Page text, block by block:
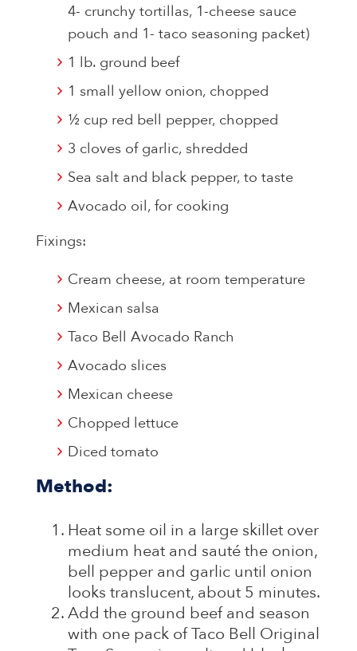
4- crunchy tortillas, 1-cheese sauce
pouch and 1- taco seasoning packet)
1 lb. ground beef
1 small yellow onion, chopped
½ cup red bell pepper, chopped
3 cloves of garlic, shredded
Sea salt and black pepper, to taste
Avocado oil, for cooking
Fixings:
Cream cheese, at room temperature
Mexican salsa
Taco Bell Avocado Ranch
Avocado slices
Mexican cheese
Chopped lettuce
Diced tomato
Method:
Heat some oil in a large skillet over
medium heat and sauté the onion,
bell pepper and garlic until onion
looks translucent, about 5 minutes.
Add the ground beef and season
with one pack of Taco Bell Original